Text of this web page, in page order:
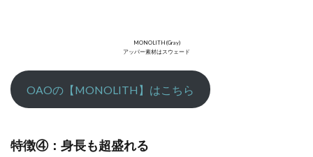
MONOLITH (Gray)
アッパー素材はスウェード
OAOの【MONOLITH】はこちら
特徴④：身長も超盛れる